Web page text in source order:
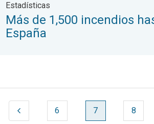
Estadísticas
Más de 1,500 incendios
España
6 7 8